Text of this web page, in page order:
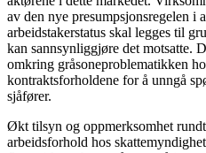
av den nye presumpsjonsregelen i
arbeidstakerstatus skal legges til
kan sannsynliggjøre det motsatte.
omkring gråsoneproblematikken
kontraktsforholdene for å unngå
sjåfører.
Økt tilsyn og oppmerksomhet
arbeidsforhold hos